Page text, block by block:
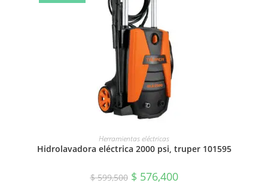
AÑADIR AL CARRITO
Herramientas eléctricas
Hidrolavadora eléctrica 2000 psi, truper 101595
$599,500 $ 576,400